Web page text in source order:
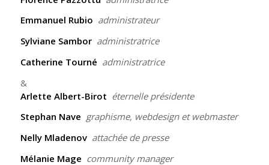
Emmanuel Rubio administrateur
Sylviane Sambor administratrice
Catherine Tourné administratrice
&
Arlette Albert-Birot éternelle présidente
Stephan Nave graphisme, webdesign et webmaster
Nelly Mladenov attachée de presse
Mélanie Mage community manager